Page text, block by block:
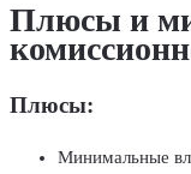
Плюсы и
Плюсы:
Минимальные